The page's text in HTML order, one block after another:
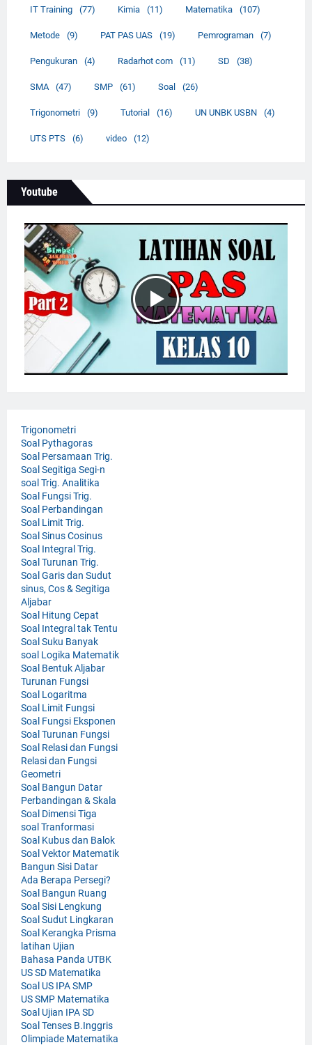
IT Training (77) Kimia (11) Matematika (107)
Metode (9) PAT PAS UAS (19) Pemrograman (7)
Pengukuran (4) Radarhot com (11) SD (38)
SMA (47) SMP (61) Soal (26)
Trigonometri (9) Tutorial (16) UN UNBK USBN (4)
UTS PTS (6) video (12)
Youtube
Trigonometri
Soal Pythagoras
Soal Persamaan Trig.
Soal Segitiga Segi-n
soal Trig. Analitika
Soal Fungsi Trig.
Soal Perbandingan
Soal Limit Trig.
Soal Sinus Cosinus
Soal Integral Trig.
Soal Turunan Trig.
Soal Garis dan Sudut
sinus, Cos & Segitiga
Aljabar
Soal Hitung Cepat
Soal Integral tak Tentu
Soal Suku Banyak
soal Logika Matematik
Soal Bentuk Aljabar
Turunan Fungsi
Soal Logaritma
Soal Limit Fungsi
Soal Fungsi Eksponen
Soal Turunan Fungsi
Soal Relasi dan Fungsi
Relasi dan Fungsi
Geometri
Soal Bangun Datar
Perbandingan & Skala
Soal Dimensi Tiga
soal Tranformasi
Soal Kubus dan Balok
Soal Vektor Matematik
Bangun Sisi Datar
Ada Berapa Persegi?
Soal Bangun Ruang
Soal Sisi Lengkung
Soal Sudut Lingkaran
Soal Kerangka Prisma
latihan Ujian
Bahasa Panda UTBK
US SD Matematika
Soal US IPA SMP
US SMP Matematika
Soal Ujian IPA SD
Soal Tenses B.Inggris
Olimpiade Matematika